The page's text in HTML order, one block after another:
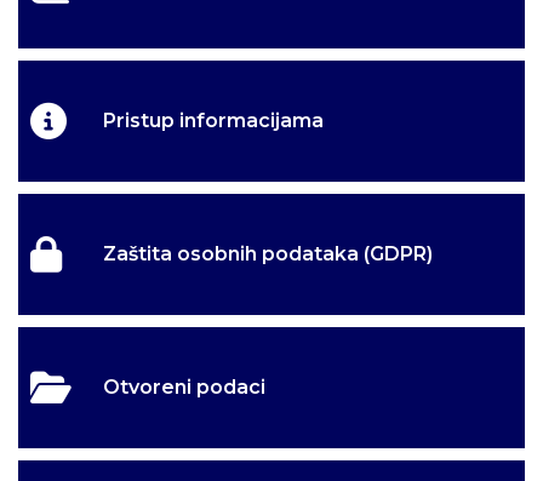
Pristup informacijama
Zaštita osobnih podataka (GDPR)
Otvoreni podaci